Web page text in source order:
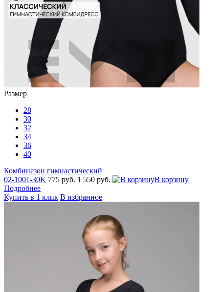
Размер
28
30
32
34
36
40
Комбинезон гимнастический
02-1001-30K 775 руб. 1 550 руб.
В корзину
Подробнее
Купить в 1 клик В избранное